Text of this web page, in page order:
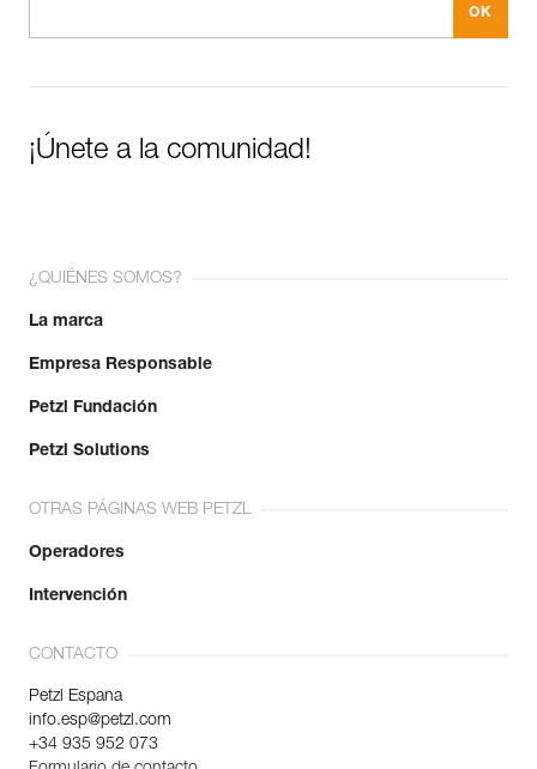
¡Únete a la comunidad!
¿QUIÉNES SOMOS?
La marca
Empresa Responsable
Petzl Fundación
Petzl Solutions
OTRAS PÁGINAS WEB PETZL
Operadores
Intervención
CONTACTO
Petzl Espana
info.esp@petzl.com
+34 935 952 073